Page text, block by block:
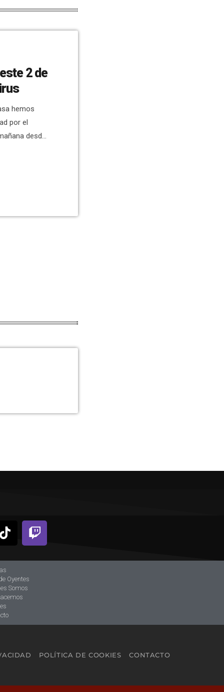
2 de
hemos
por el
desde
tarde, pero
Oyentes
Somos
POLÍTICA DE COOKIES CONTACTO